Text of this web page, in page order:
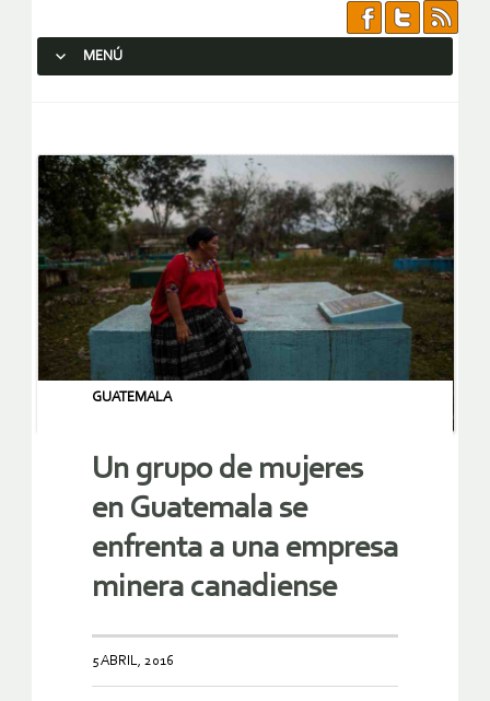
MENÚ
GUATEMALA
Un grupo de mujeres
en Guatemala se
enfrenta a una empresa
minera canadiense
5 ABRIL, 2016